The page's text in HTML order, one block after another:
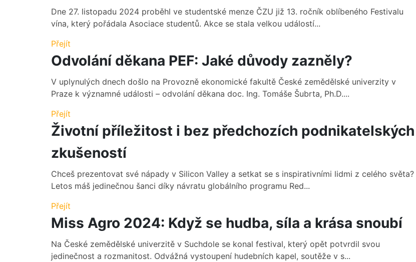
Dne 27. listopadu 2024 proběhl ve studentské menze ČZU již 13. ročník oblíbeného Festivalu
vína, který pořádala Asociace studentů. Akce se stala velkou událostí...
Přejít
Odvolání děkana PEF: Jaké důvody zazněly?
V uplynulých dnech došlo na Provozně ekonomické fakultě České zemědělské univerzity v
Praze k významné události – odvolání děkana doc. Ing. Tomáše Šubrta, Ph.D....
Přejít
Životní příležitost i bez předchozích podnikatelských
zkušeností
Chceš prezentovat své nápady v Silicon Valley a setkat se s inspirativními lidmi z celého světa?
Letos máš jedinečnou šanci díky návratu globálního programu Red...
Přejít
Miss Agro 2024: Když se hudba, síla a krása snoubí
Na České zemědělské univerzitě v Suchdole se konal festival, který opět potvrdil svou
jedinečnost a rozmanitost. Odvážná vystoupení hudebních kapel, soutěže v s...